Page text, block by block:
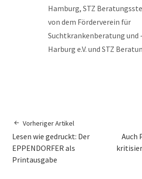
Hamburg, STZ
von dem Förderverein für
Suchtkrankenberatung und
Harburg e.V. und STZ
Vorheriger Artikel
Lesen wie gedruckt: Der
EPPENDORFER als
Printausgabe
Auch